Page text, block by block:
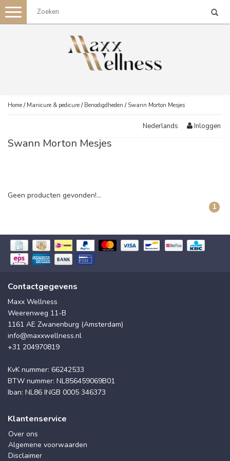
Toggle
navigation
Home / Manicure & pedicure / Benodigdheden / Swann Morton Mesjes
Nederlands Inloggen
Swann Morton Mesjes
Geen producten gevonden!...
1
Contactgegevens
Maxx Wellness
Weerenweg 11-B
1161 AE Zwanenburg (Amsterdam)
info@maxxwellness.nl
+31 204970819
KvK nummer: 66242533
BTW nummer: NL856459069B01
Iban: NL86 INGB 0005 346373
Klantenservice
Over ons
Algemene voorwaarden
Disclaimer